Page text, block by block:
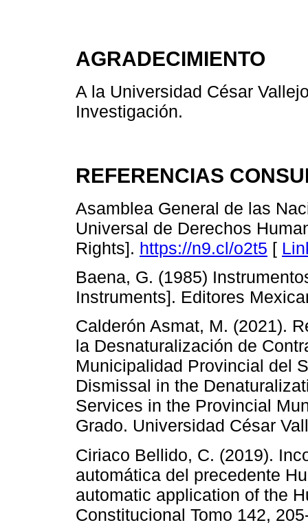
AGRADECIMIENTO
A la Universidad César
Investigación.
REFERENCIAS
Asamblea General de las
Universal de Derechos
Rights]. https://n9.cl/o2t5 [
Baena, G. (1985)
Instruments]. Editores
Calderón Asmat, M. (2021).
la Desnaturalización de
Municipalidad Provincial del
Dismissal in the
Services in the Provincial
Grado. Universidad César
Ciriaco Bellido, C. (2019).
automática del precedente
automatic application of the
Constitucional Tomo 142,